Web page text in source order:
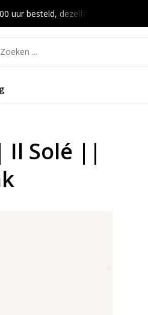
uur besteld, dezelfde dag verzonden
Il Solé ||